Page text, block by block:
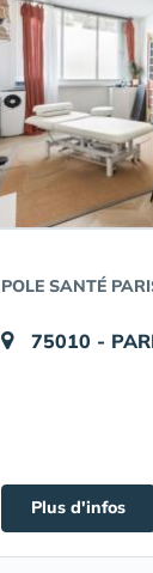
POLE SANTÉ
75010 -
Plus d'infos